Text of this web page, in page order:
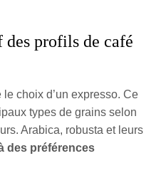
profils de café
choix d’un expresso. Ce
types de grains selon
Arabica, robusta et leurs
des préférences